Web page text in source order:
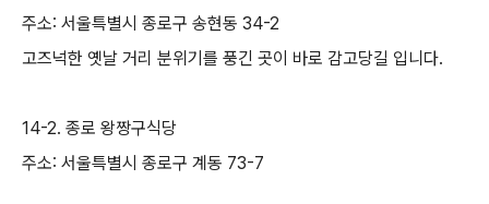
주소: 서울특별시 종로구 송현동 34-2
고즈넉한 옛날 거리 분위기를 풍긴 곳이 바로 감고당길 입니다.
14-2. 종로 왕짱구식당
주소: 서울특별시 종로구 계동 73-7